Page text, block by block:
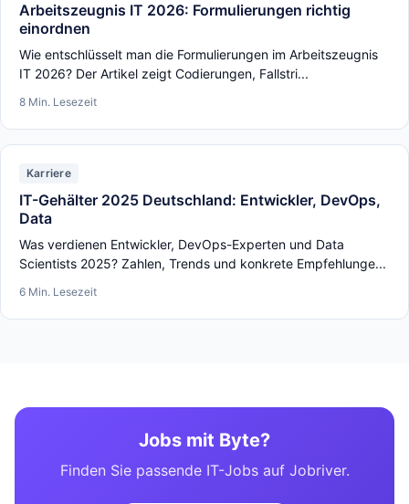
Arbeitszeugnis IT 2026: Formulierungen richtig
einordnen
Wie entschlüsselt man die Formulierungen im Arbeitszeugnis
IT 2026? Der Artikel zeigt Codierungen, Fallstri...
8 Min. Lesezeit
Karriere
IT-Gehälter 2025 Deutschland: Entwickler, DevOps,
Data
Was verdienen Entwickler, DevOps-Experten und Data
Scientists 2025? Zahlen, Trends und konkrete Empfehlunge...
6 Min. Lesezeit
Jobs mit Byte?
Finden Sie passende IT-Jobs auf Jobriver.